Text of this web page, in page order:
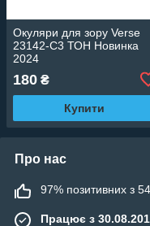
Окуляри для зору Verse
23142-C3 ТОН Новинка
2024
180 ₴
Купити
Про нас
97% позитивних з
Працює з